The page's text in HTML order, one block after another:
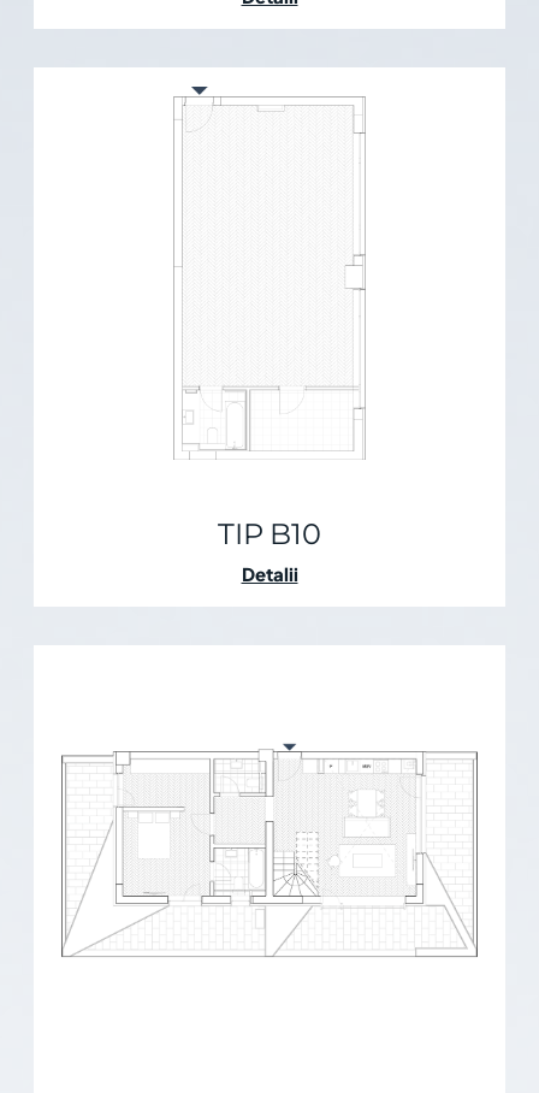
TIP B10
Detalii